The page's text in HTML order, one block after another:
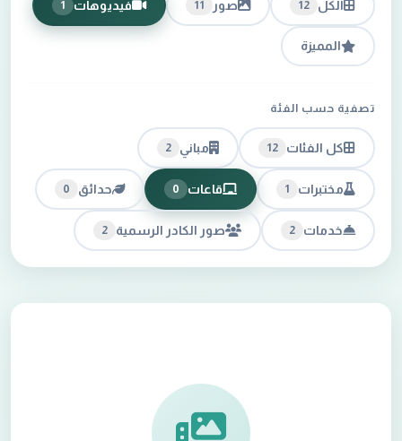
الكل 12 صور 11 فيديوهات 1
المميزة
تصفية حسب الفئة
كل الفئات 12 مباني 2
مختبرات 1 قاعات 0 حدائق 0
خدمات 2 صور الكادر الرسمية 2